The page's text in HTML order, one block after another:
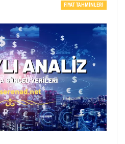
FIYAT TAHMINLERI